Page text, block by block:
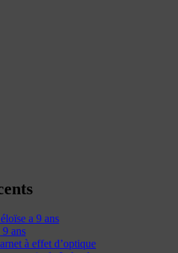
a 9 ans
ans
à effet d’optique